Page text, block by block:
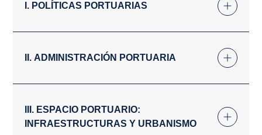
I. POLÍTICAS PORTUARIAS
II. ADMINISTRACIÓN PORTUARIA
III. ESPACIO PORTUARIO:
INFRAESTRUCTURAS Y URBANISMO